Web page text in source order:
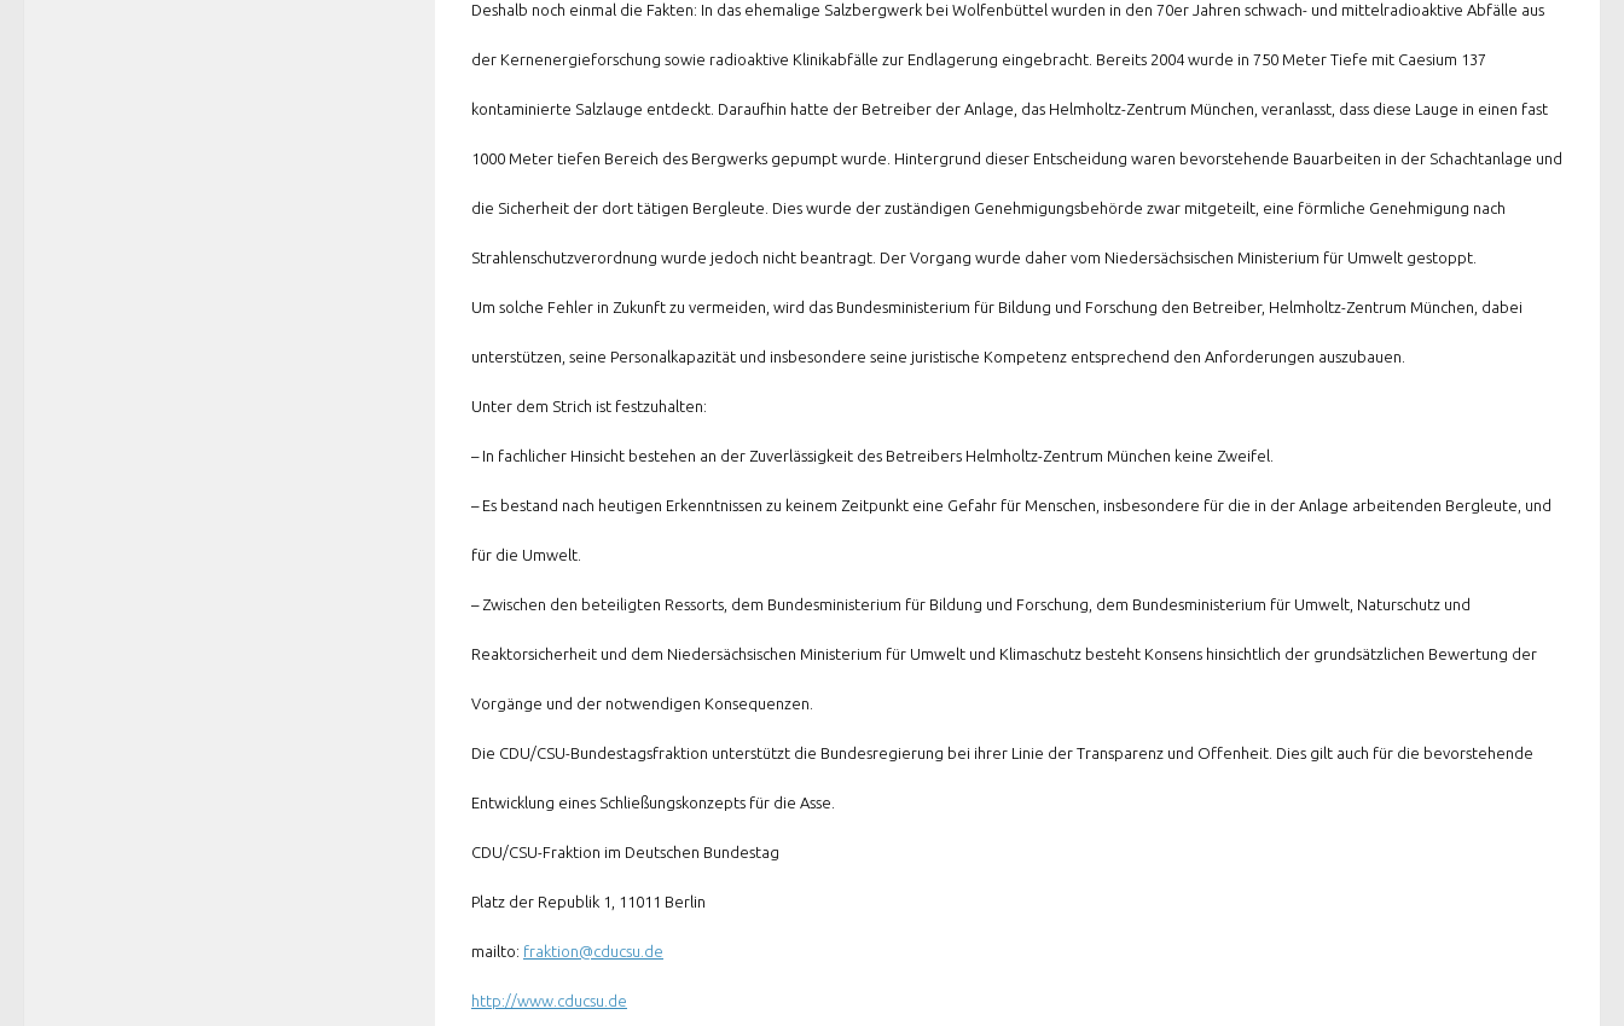
Deshalb noch einmal die Fakten: In das ehemalige Salzbergwerk bei Wolfenbüttel wurden in den 70er Jahren schwach- und mittelradioaktive Abfälle aus
der Kernenergieforschung sowie radioaktive Klinikabfälle zur Endlagerung eingebracht. Bereits 2004 wurde in 750 Meter Tiefe mit Caesium 137
kontaminierte Salzlauge entdeckt. Daraufhin hatte der Betreiber der Anlage, das Helmholtz-Zentrum München, veranlasst, dass diese Lauge in einen fast
1000 Meter tiefen Bereich des Bergwerks gepumpt wurde. Hintergrund dieser Entscheidung waren bevorstehende Bauarbeiten in der Schachtanlage und
die Sicherheit der dort tätigen Bergleute. Dies wurde der zuständigen Genehmigungsbehörde zwar mitgeteilt, eine förmliche Genehmigung nach
Strahlenschutzverordnung wurde jedoch nicht beantragt. Der Vorgang wurde daher vom Niedersächsischen Ministerium für Umwelt gestoppt.
Um solche Fehler in Zukunft zu vermeiden, wird das Bundesministerium für Bildung und Forschung den Betreiber, Helmholtz-Zentrum München, dabei
unterstützen, seine Personalkapazität und insbesondere seine juristische Kompetenz entsprechend den Anforderungen auszubauen.
Unter dem Strich ist festzuhalten:
– In fachlicher Hinsicht bestehen an der Zuverlässigkeit des Betreibers Helmholtz-Zentrum München keine Zweifel.
– Es bestand nach heutigen Erkenntnissen zu keinem Zeitpunkt eine Gefahr für Menschen, insbesondere für die in der Anlage arbeitenden Bergleute, und
für die Umwelt.
– Zwischen den beteiligten Ressorts, dem Bundesministerium für Bildung und Forschung, dem Bundesministerium für Umwelt, Naturschutz und
Reaktorsicherheit und dem Niedersächsischen Ministerium für Umwelt und Klimaschutz besteht Konsens hinsichtlich der grundsätzlichen Bewertung der
Vorgänge und der notwendigen Konsequenzen.
Die CDU/CSU-Bundestagsfraktion unterstützt die Bundesregierung bei ihrer Linie der Transparenz und Offenheit. Dies gilt auch für die bevorstehende
Entwicklung eines Schließungskonzepts für die Asse.
CDU/CSU-Fraktion im Deutschen Bundestag
Platz der Republik 1, 11011 Berlin
mailto: fraktion@cducsu.de
http://www.cducsu.de